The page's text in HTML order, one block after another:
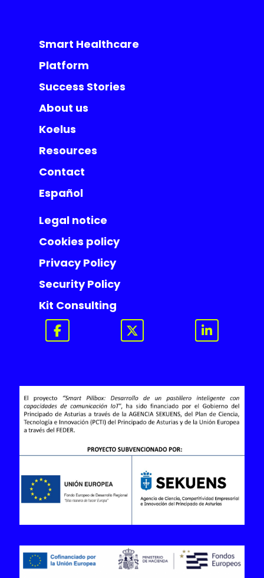
Smart Healthcare
Platform
Success Stories
About us
Koelus
Resources
Contact
Español
Legal notice
Cookies policy
Privacy Policy
Security Policy
Kit Consulting